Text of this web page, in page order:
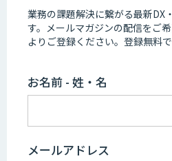
業務の課題解決に繋がる最新DX
す。 メールマガジンの配信をご
よりご登録ください。登録無料で
お名前 - 姓・名
メールアドレス